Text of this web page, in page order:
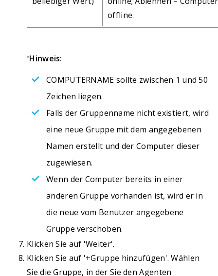
offline.
*Hinweis:
COMPUTERNAME sollte zwischen 1 und 50
Zeichen liegen.
Falls der Gruppenname nicht existiert, wird
eine neue Gruppe mit dem angegebenen
Namen erstellt und der Computer dieser
zugewiesen.
Wenn der Computer bereits in einer
anderen Gruppe vorhanden ist, wird er in
die neue vom Benutzer angegebene
Gruppe verschoben.
Klicken Sie auf 'Weiter'.
Klicken Sie auf '+Gruppe hinzufügen'. Wählen
Sie die Gruppe, in der Sie den Agenten